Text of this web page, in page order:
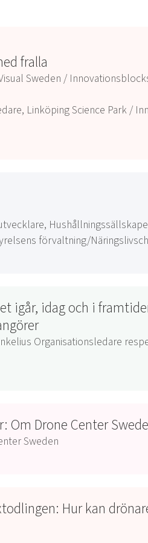
fralla
Sweden /
Linköping Science Park /
förvaltning/
igår, idag och i
Organisationsledare
Om Drone Center
Sweden
Hur kan